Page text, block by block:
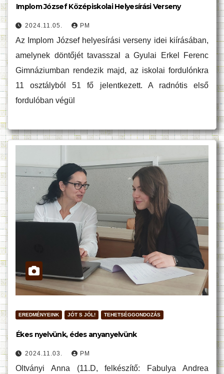
Implom József Középiskolai Helyesírási Verseny
2024.11.05. PM
Az Implom József helyesírási verseny idei kiírásában,
amelynek döntőjét tavasszal a Gyulai Erkel Ferenc
Gimnáziumban rendezik majd, az iskolai fordulónkra
11 osztályból 51 fő jelentkezett. A radnótis első
fordulóban végül
EREDMÉNYEINK JÓT S JÓL! TEHETSÉGGONDOZÁS
Ékes nyelvünk, édes anyanyelvünk
2024.11.03. PM
Oltványi Anna (11.D, felkészítő: Fabulya Andrea